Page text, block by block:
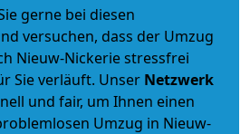
gerne bei diesen
versuchen, dass der Umzug
Nieuw-Nickerie stressfrei
Sie verläuft. Unser Netzwerk
und fair, um Ihnen einen
Umzug in Nieuw-